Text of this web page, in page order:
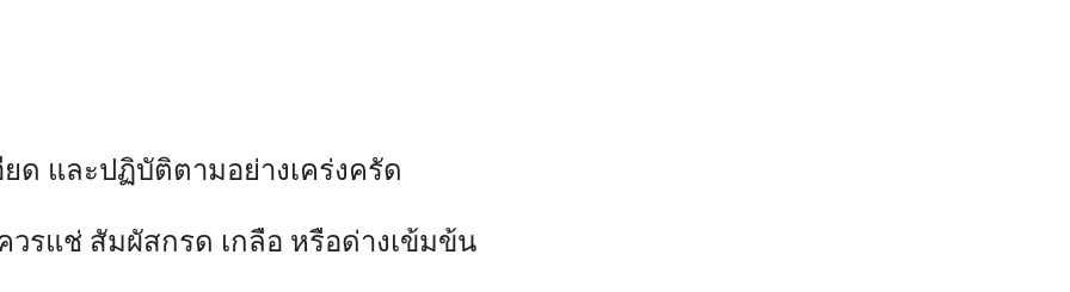
ด และปฏิบัติตามอย่างเคร่งครัด
รแช่ สัมผัสกรด เกลือ หรือด่างเข้มข้น